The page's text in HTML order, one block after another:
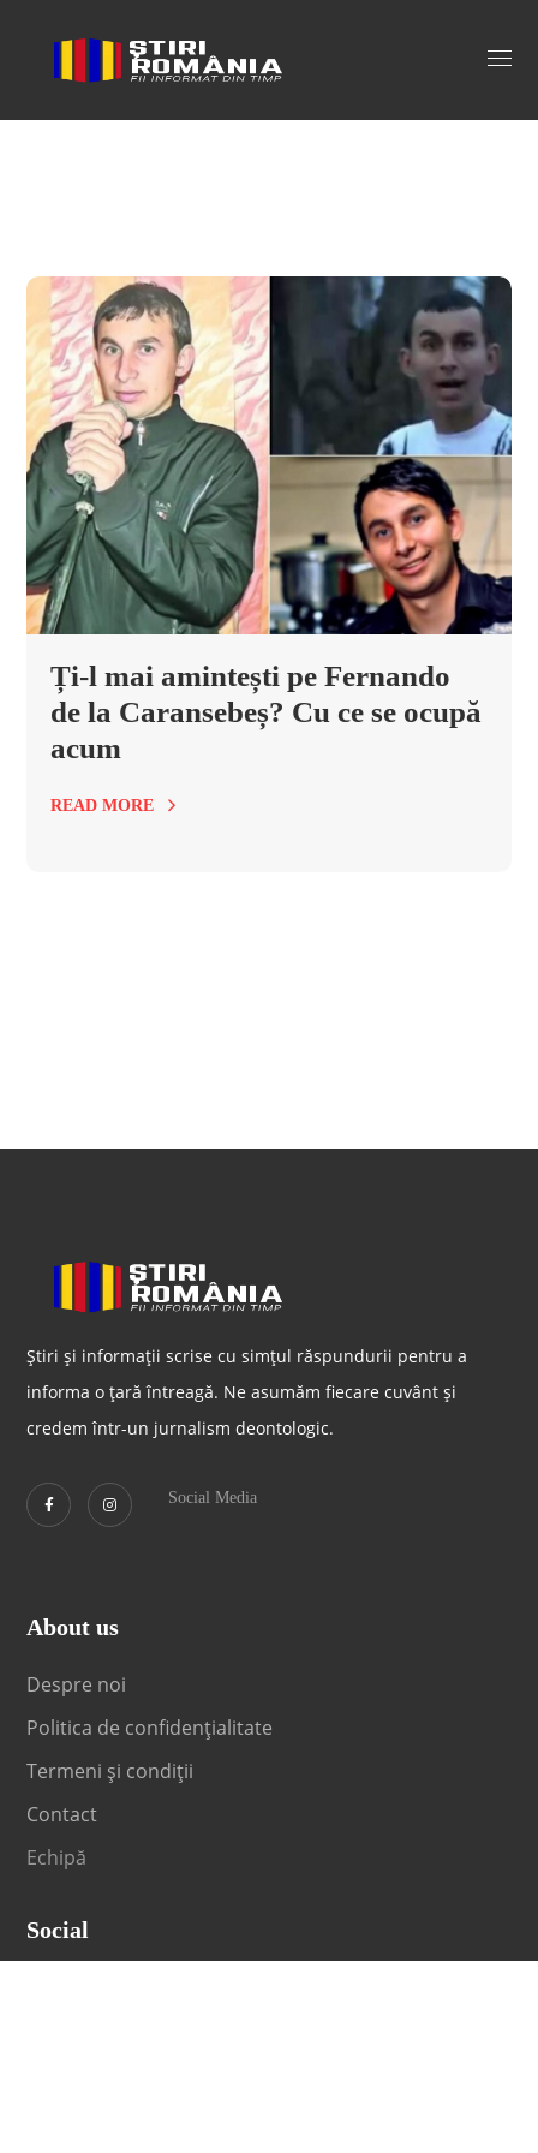
fernando de la caransebes
castravetele Tag
Ți-l mai amintești pe Fernando
de la Caransebeș? Cu ce se ocupă
acum
READ MORE
Știri și informații scrise cu simțul răspundurii pentru a
informa o țară întreagă. Ne asumăm fiecare cuvânt și
credem într-un jurnalism deontologic.
Social Media
About us
Despre noi
Politica de confidențialitate
Termeni și condiții
Contact
Echipă
Social